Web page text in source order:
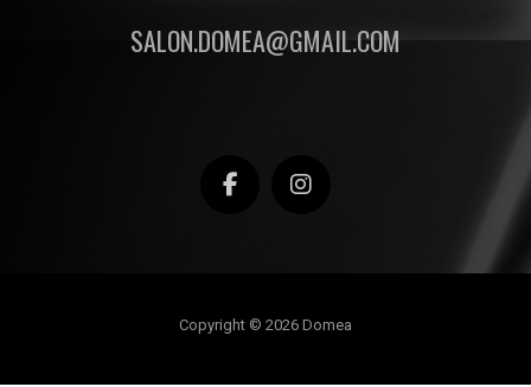
SALON.DOMEA@GMAIL.COM
Copyright © 2026 Domea